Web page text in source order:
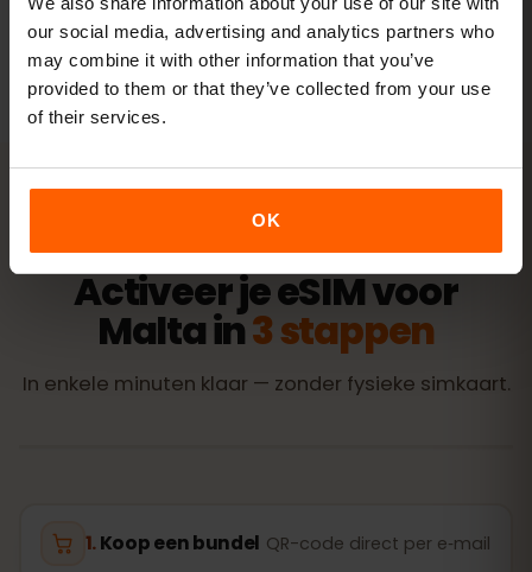
our social media, advertising and analytics partners who
may combine it with other information that you’ve
provided to them or that they’ve collected from your use
of their services.
OK
Alle waarden zijn richtwaarden. Het werkelijke verbruik hangt
af van je toestel, app-instellingen en gebruik.
ACTIVERING
Activeer je eSIM voor
Malta in3 stappen
In enkele minuten klaar — zonder fysieke simkaart.
Koop een bundel QR-code direct per e‑mail